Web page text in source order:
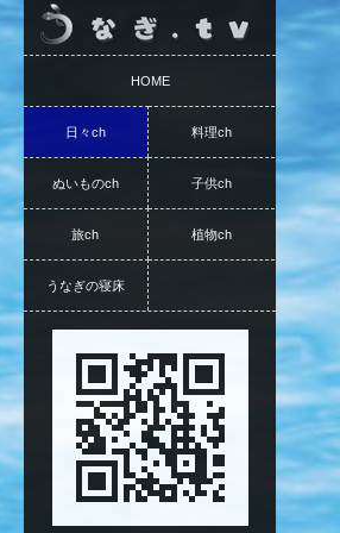
HOME
日々ch 料理ch
ぬいものch 子供ch
旅ch 植物ch
うなぎの寝床